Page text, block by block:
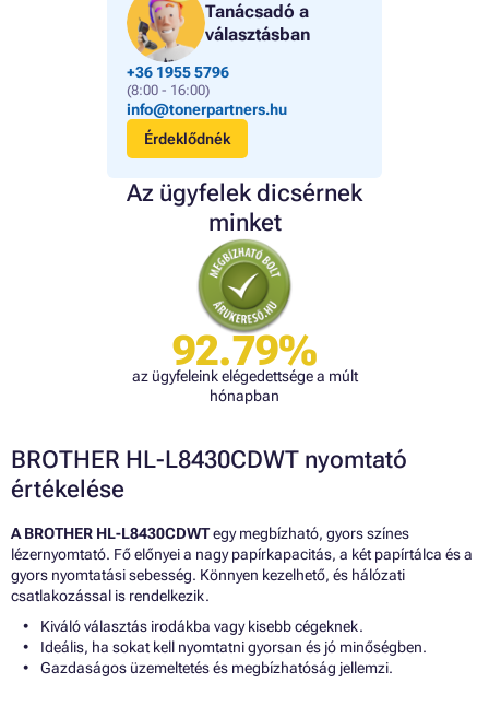
Tanácsadó a
választásban
+36 1955 5796
(8:00 - 16:00)
info@tonerpartners.hu
Érdeklődnék
Az ügyfelek dicsérnek
minket
92.79%
az ügyfeleink elégedettsége a múlt
hónapban
BROTHER HL-L8430CDWT nyomtató
értékelése
A BROTHER HL-L8430CDWTegy megbízható, gyors színes
lézernyomtató. Fő előnyei a nagy papírkapacitás, a két papírtálca és a
gyors nyomtatási sebesség. Könnyen kezelhető, és hálózati
csatlakozással is rendelkezik.
Kiváló választás irodákba vagy kisebb cégeknek.
Ideális, ha sokat kell nyomtatni gyorsan és jó minőségben.
Gazdaságos üzemeltetés és megbízhatóság jellemzi.